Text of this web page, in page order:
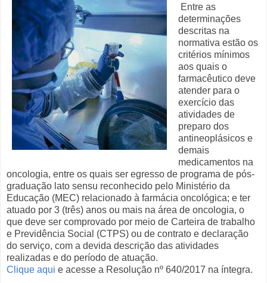
Entre as
determinações
descritas na
normativa estão os
critérios mínimos
aos quais o
farmacêutico deve
atender para o
exercício das
atividades de
preparo dos
antineoplásicos e
demais
medicamentos na
oncologia, entre os quais ser egresso de programa de pós-
graduação lato sensu reconhecido pelo Ministério da
Educação (MEC) relacionado à farmácia oncológica; e ter
atuado por 3 (três) anos ou mais na área de oncologia, o
que deve ser comprovado por meio de Carteira de trabalho
e Previdência Social (CTPS) ou de contrato e declaração
do serviço, com a devida descrição das atividades
realizadas e do período de atuação.
Clique aqui e acesse a Resolução nº 640/2017 na íntegra.